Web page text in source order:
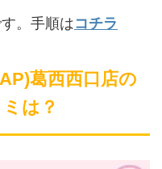
。手順はコチラ
葛西西口店の
は？